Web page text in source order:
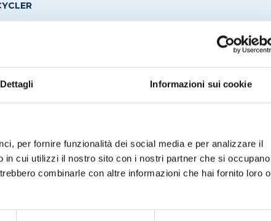
Dettagli Informazioni sui cookie
per fornire funzionalità dei social media e per analizzare il
cui utilizzi il nostro sito con i nostri partner che si occupano
combinarle con altre informazioni che hai fornito loro o